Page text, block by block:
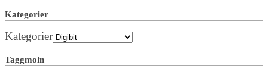
Kategorier
Kategorier
Taggmoln